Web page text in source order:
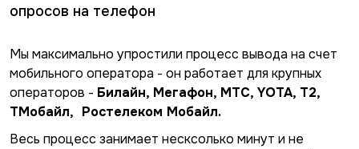
опросов на телефон
Мы максимально упростили процесс вывода на счет
мобильного оператора - он работает для крупных
операторов - Билайн, Мегафон, МТС, YOTA, T2,
ТМобайл, Ростелеком Мобайл.
Весь процесс занимает несксолько минут и не